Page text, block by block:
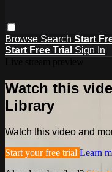
Browse Search Start
Start Free Trial Sign In
Watch this
Library
Watch this video and
Start your free trial Learn